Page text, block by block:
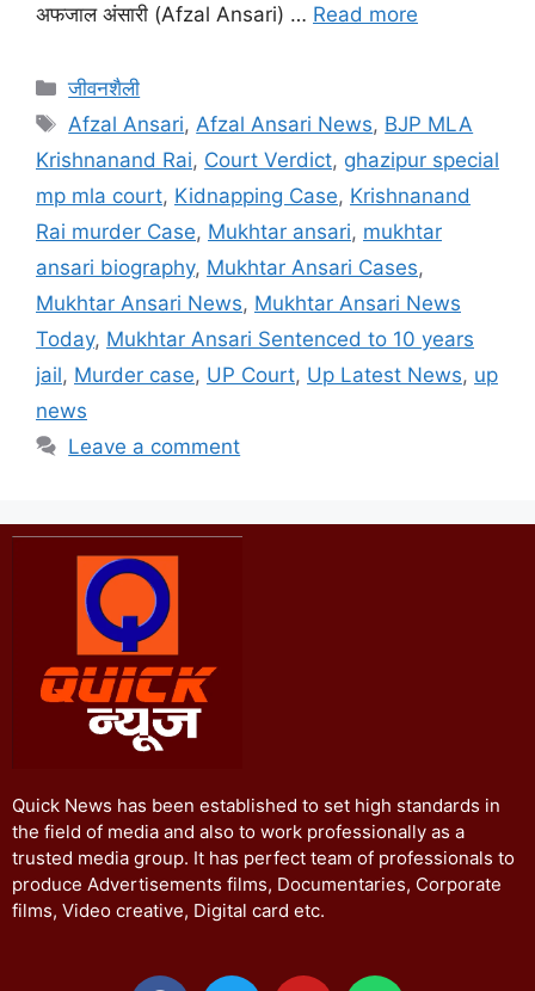
अफजाल अंसारी (Afzal Ansari) … Read more
जीवनशैली
Afzal Ansari, Afzal Ansari News, BJP MLA
Krishnanand Rai, Court Verdict, ghazipur special
mp mla court, Kidnapping Case, Krishnanand
Rai murder Case, Mukhtar ansari, mukhtar
ansari biography, Mukhtar Ansari Cases,
Mukhtar Ansari News, Mukhtar Ansari News
Today, Mukhtar Ansari Sentenced to 10 years
jail, Murder case, UP Court, Up Latest News, up
news
Leave a comment
Quick News has been established to set high standards in
the field of media and also to work professionally as a
trusted media group. It has perfect team of professionals to
produce Advertisements films, Documentaries, Corporate
films, Video creative, Digital card etc.